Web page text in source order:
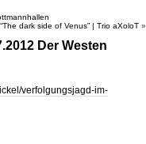
dark side of Venus” | Trio aXoloT»
Der Westen
verfolgungsjagd-im-